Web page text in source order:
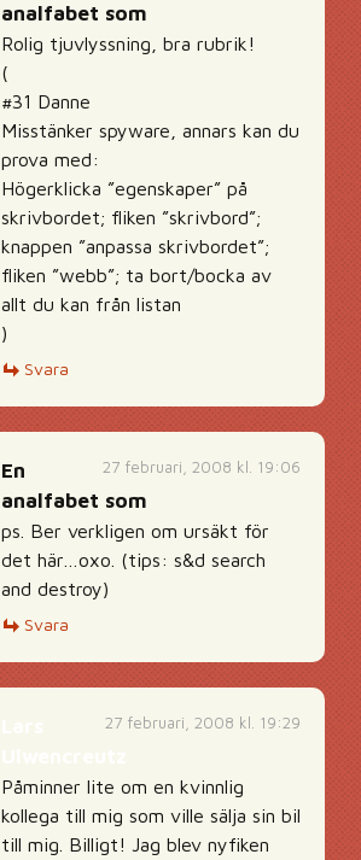
analfabet som
Rolig tjuvlyssning, bra rubrik!
(
#31 Danne
Misstänker spyware, annars kan du
prova med:
Högerklicka ”egenskaper” på
skrivbordet; fliken ”skrivbord”;
knappen ”anpassa skrivbordet”;
fliken ”webb”; ta bort/bocka av
allt du kan från listan
)
Svara
27 februari, 2008 kl. 19:06
En
analfabet som
ps. Ber verkligen om ursäkt för
det här…oxo. (tips: s&d search
and destroy)
Svara
27 februari, 2008 kl. 19:29
Påminner lite om en kvinnlig
kollega till mig som ville sälja sin bil
till mig. Billigt! Jag blev nyfiken